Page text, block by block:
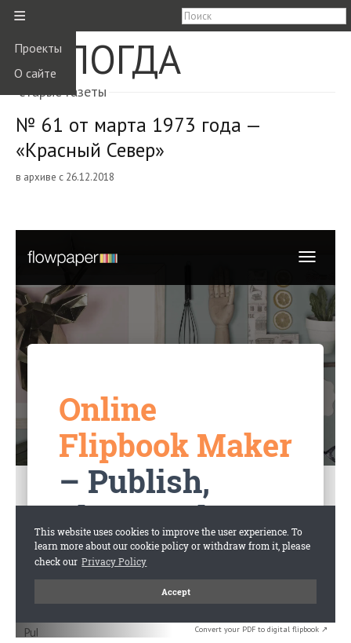
≡
Проекты
О сайте
ВОЛОГДА
старые газеты
№ 61 от марта 1973 года —
«Красный Север»
в архиве с 26.12.2018
Convert your PDF to digital flipbook ↗